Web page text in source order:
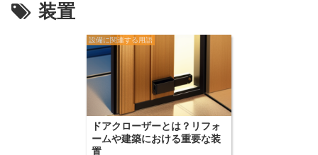
装置
設備に関連する用語
ドアクローザーとは？リフォ
ームや建築における重要な装
置